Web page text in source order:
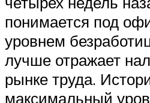
понимается под
уровнем
лучше отражает
рынке труда.
максимальный